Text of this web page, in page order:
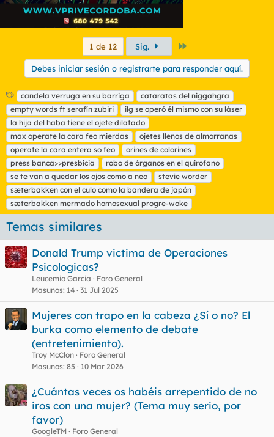
1 de 12 Sig.
Debes iniciar sesión o registrarte para responder aquí.
E
t
i
q
u
e
t
a
s
candela verruga en su barriga
cataratas del niggahgra
empty words ft serafín zubiri
ilg se operó él mismo con su láser
la hija del haba tiene el ojete dilatado
max operate la cara feo mierdas
ojetes llenos de almorranas
operate la cara entera so feo
orines de colorines
press banca>>presbicia
robo de órganos en el quirofano
se te van a quedar los ojos como a neo
stevie worder
sæterbakken con el culo como la bandera de japón
sæterbakken mermado homosexual progre-woke
Temas similares
Donald Trump victima de Operaciones
Psicologicas?
Leucemio Garcia
Foro General
Masunos 14 31 Jul 2025
Mujeres con trapo en la cabeza ¿Sí o no? El
burka como elemento de debate
(entretenimiento).
Troy McClon
Foro General
Masunos 85 10 Mar 2026
¿Cuántas veces os habéis arrepentido de no
iros con una mujer? (Tema muy serio, por
favor)
GoogleTM
Foro General